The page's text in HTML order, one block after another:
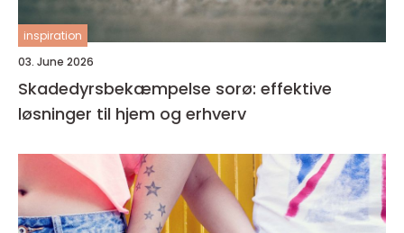
inspiration
03. June 2026
Skadedyrsbekæmpelse sorø: effektive
løsninger til hjem og erhverv